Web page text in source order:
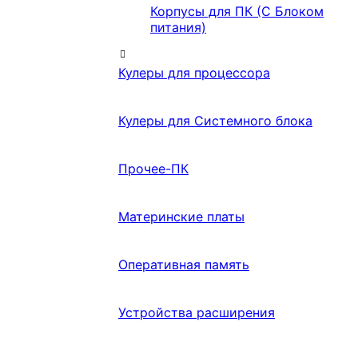
Корпусы для ПК (С Блоком
питания)
Кулеры для процессора
Кулеры для Системного блока
Прочее-ПК
Материнские платы
Оперативная память
Устройства расширения